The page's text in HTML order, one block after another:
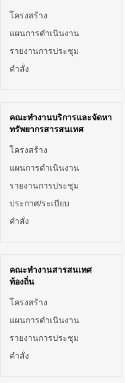
โครงสร้าง
แผนการดำเนินงาน
รายงานการประชุม
คำสั่ง
คณะทำงานบริการและจัดหา
ทรัพยากรสารสนเทศ
โครงสร้าง
แผนการดำเนินงาน
รายงานการประชุม
ประกาศ/ระเบียบ
คำสั่ง
คณะทำงานสารสนเทศ
ท้องถิ่น
โครงสร้าง
แผนการดำเนินงาน
รายงานการประชุม
คำสั่ง